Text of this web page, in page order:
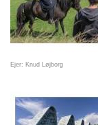
Ejer: Knud Løjborg